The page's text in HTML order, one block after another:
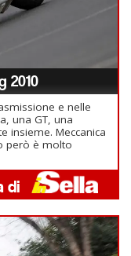
2010
e nelle
una GT, una
insieme. Meccanica
però è molto